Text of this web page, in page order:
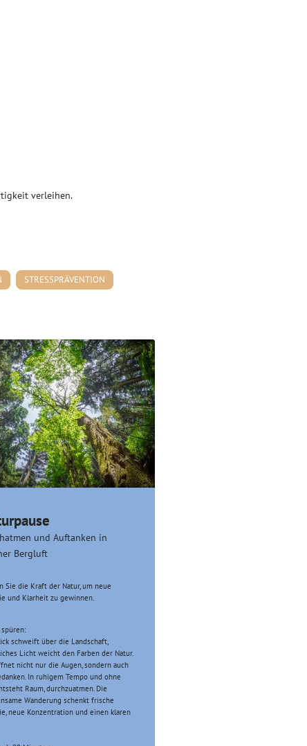
verleihen.
STRESSPRÄVENTION
und Auftanken in
Bergluft
Sie die Kraft der Natur, um neue
und Klarheit zu gewinnen.
schweift über die Landschaft,
Licht weicht den Farben der Natur.
nicht nur die Augen, sondern auch
In ruhigem Tempo und ohne
Raum, durchzuatmen. Die
Wanderung schenkt frische
neue Konzentration und einen klaren